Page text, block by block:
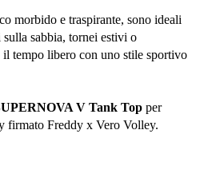
morbido e traspirante, sono ideali
sabbia, tornei estivi o
il tempo libero con uno stile sportivo
V Tank Top per
firmato Freddy x Vero Volley.